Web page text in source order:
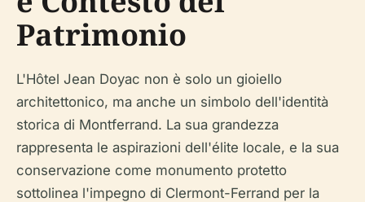
Patrimonio
L'Hôtel Jean Doyac non è solo un gioiello
architettonico, ma anche un simbolo dell'identità
storica di Montferrand. La sua grandezza
rappresenta le aspirazioni dell'élite locale, e la sua
conservazione come monumento protetto
sottolinea l'impegno di Clermont-Ferrand per la